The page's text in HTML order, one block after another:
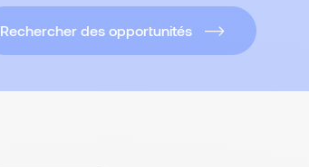
Rechercher des opportunités